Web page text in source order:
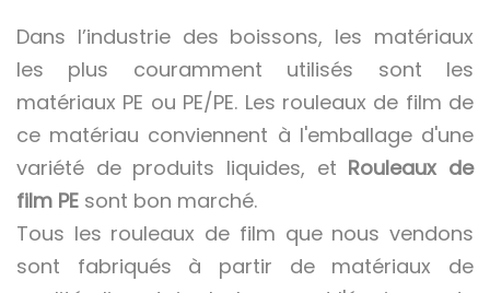
Dans l’industrie des boissons, les matériaux
les plus couramment utilisés sont les
matériaux PE ou PE/PE. Les rouleaux de film de
ce matériau conviennent à l'emballage d'une
variété de produits liquides, et Rouleaux de
film PE sont bon marché.
Tous les rouleaux de film que nous vendons
sont fabriqués à partir de matériaux de